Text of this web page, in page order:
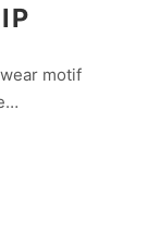
motif